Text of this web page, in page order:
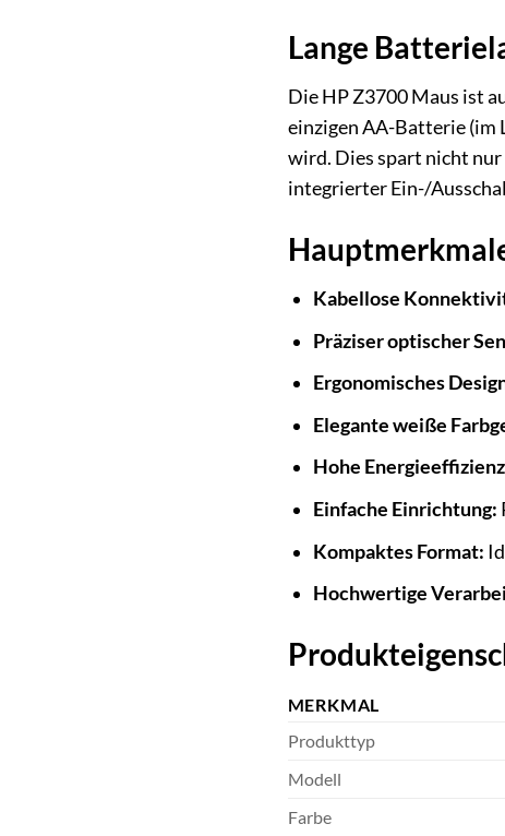
Lange
Die HP Z3700 Maus ist
einzigen AA-Batterie (im
wird. Dies spart nicht nur
integrierter Ein-/
Kabellose
Präziser optischer
Ergonomisches
Elegante weiße
Hohe
Einfache Einrichtung:
Kompaktes Format:
Hochwertige
MERKMAL
Produkttyp
Modell
Farbe